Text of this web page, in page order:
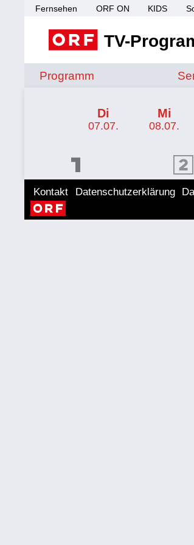
Fernsehen ORF ON KIDS
TV-
Programm
Di
07.07.
Mi
08.07.
ORF 2
Kontakt Datenschutzerklärung